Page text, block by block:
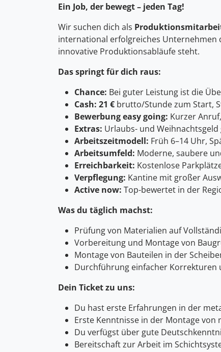
Ein Job, der bewegt – jeden Tag!
Wir suchen dich als
international erfolgreiches Unternehmen
innovative Produktionsabläufe steht.
Das springt für dich raus:
Chance: Bei guter Leistung ist die
Cash: 21 € brutto/Stunde zum Start,
Bewerbung easy going: Kurzer
Extras: Urlaubs- und
Arbeitszeitmodell: Früh 6–14 Uhr,
Arbeitsumfeld: Moderne, saubere
Erreichbarkeit: Kostenlose
Verpflegung: Kantine mit großer
Active now: Top-bewertet in der
Was du täglich machst:
Prüfung von Materialien auf
Vorbereitung und Montage von
Montage von Bauteilen in der
Durchführung einfacher Korrekturen
Dein Ticket zu uns:
Du hast erste Erfahrungen in der
Erste Kenntnisse in der Montage von
Du verfügst über gute
Bereitschaft zur Arbeit im